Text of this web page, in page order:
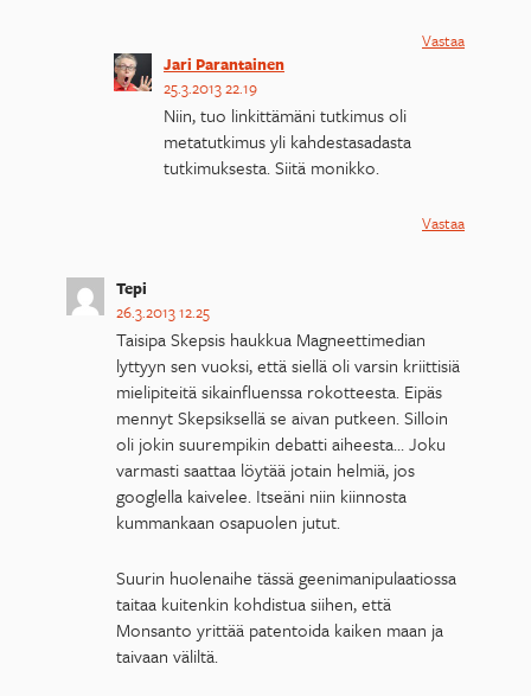
Vastaa
Jari Parantainen
25.3.2013 22.19
Niin, tuo linkittämäni tutkimus oli
metatutkimus yli kahdestasadasta
tutkimuksesta. Siitä monikko.
Vastaa
Tepi
26.3.2013 12.25
Taisipa Skepsis haukkua Magneettimedian
lyttyyn sen vuoksi, että siellä oli varsin kriittisiä
mielipiteitä sikainfluenssa rokotteesta. Eipäs
mennyt Skepsiksellä se aivan putkeen. Silloin
oli jokin suurempikin debatti aiheesta… Joku
varmasti saattaa löytää jotain helmiä, jos
googlella kaivelee. Itseäni niin kiinnosta
kummankaan osapuolen jutut.
Suurin huolenaihe tässä geenimanipulaatiossa
taitaa kuitenkin kohdistua siihen, että
Monsanto yrittää patentoida kaiken maan ja
taivaan väliltä.